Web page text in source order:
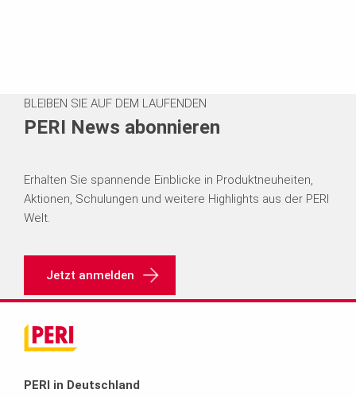
BLEIBEN SIE AUF DEM LAUFENDEN
PERI News abonnieren
Erhalten Sie spannende Einblicke in Produktneuheiten,
Aktionen, Schulungen und weitere Highlights aus der PERI
Welt.
Jetzt anmelden
PERI in Deutschland